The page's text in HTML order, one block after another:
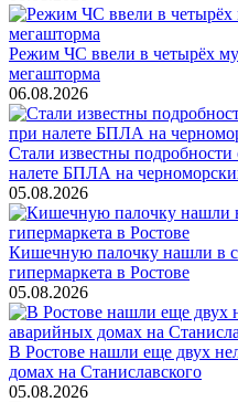
Режим ЧС ввели в четырёх
мегашторма
06.08.2026
Стали известны
налете БПЛА на
05.08.2026
Кишечную палочку нашли в
гипермаркета в Ростове
05.08.2026
В Ростове нашли еще двух
домах на Станиславского
05.08.2026